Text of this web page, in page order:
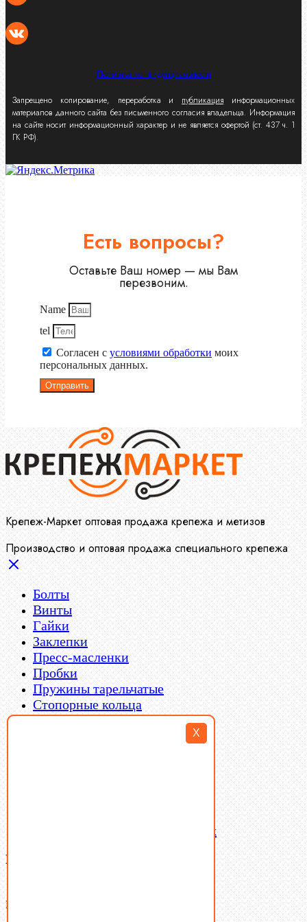
X
Политика конфиденциальности
Запрещено копирование, переработка и публикация информационных
материалов данного сайта без письменного согласия владельца. Информация
на сайте носит информационный характер и не является офертой (ст. 437 ч. 1
ГК РФ).
Есть вопросы?
Оставьте Ваш номер — мы Вам
перезвоним.
Name
tel
Согласен с условиями обработки моих
персональных данных.
Отправить
Крепеж-Маркет оптовая продажа крепежа и метизов
Производство и оптовая продажа специального крепежа
Болты
Винты
Гайки
Заклепки
Пресс-масленки
Пробки
Пружины тарельчатые
Стопорные кольца
Такелаж
Латунный и бронзовый крепеж
Ваша корзина
В корзине нет товаров.